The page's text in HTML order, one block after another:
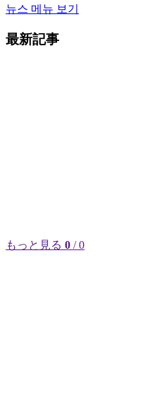
뉴스 메뉴 보기
最新記事
もっと見る 0 / 0